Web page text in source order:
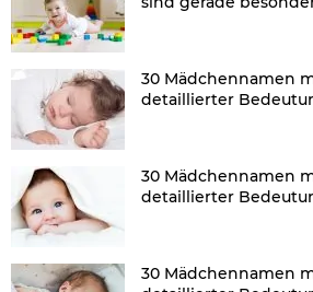
30 Mädchennamen
detaillierter
30 Mädchennamen
detaillierter
30 Mädchennamen